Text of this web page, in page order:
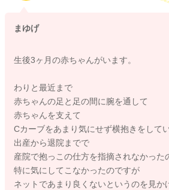
まゆげ
生後3ヶ月の赤ちゃんがいます。
わりと最近まで
赤ちゃんの足と足の間に腕を通して
赤ちゃんを支えて
Cカーブをあまり気にせず横抱きをしてい
出産から退院までで
産院で抱っこの仕方を指摘されなかった
特に気にしてこなかったのですが
ネットであまり良くないというのを見か